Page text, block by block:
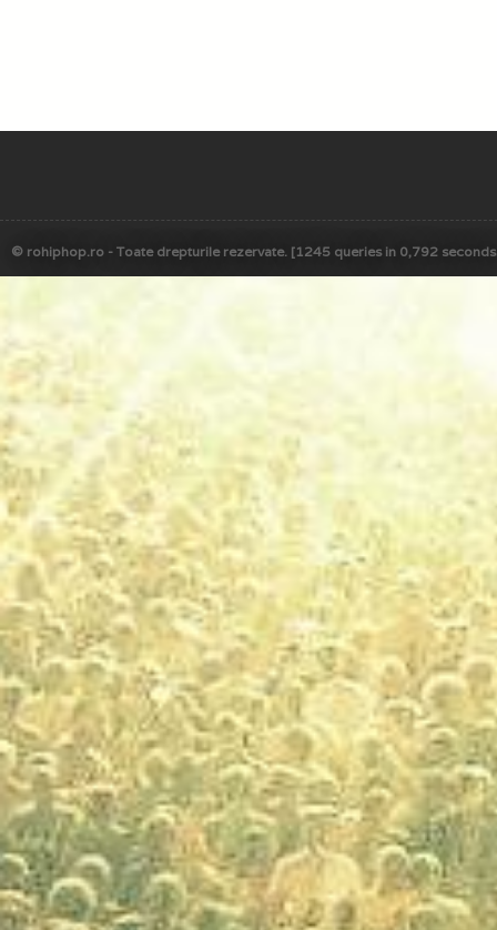
© rohiphop.ro - Toate drepturile rezervate. [1245 queries in 0,792